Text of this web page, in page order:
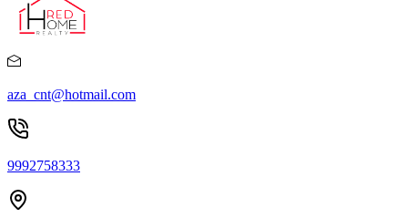
aza_cnt@hotmail.com
9992758333